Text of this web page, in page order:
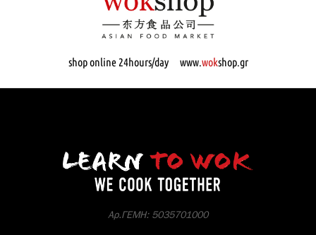
shop online 24hours/day www.wokshop.gr
Αρ.ΓΕΜΗ: 5035701000